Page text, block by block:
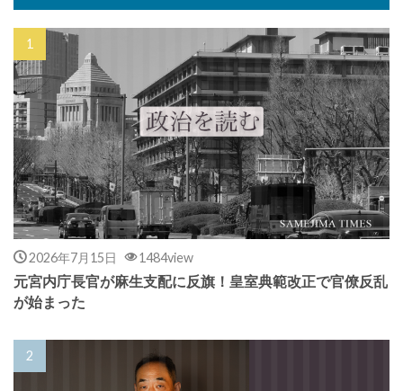
2026年7月15日 1484view
元宮内庁長官が麻生支配に反旗！皇室典範改正で官僚反乱
が始まった